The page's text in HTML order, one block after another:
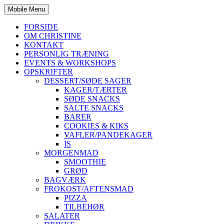
Mobile Menu
FORSIDE
OM CHRISTINE
KONTAKT
PERSONLIG TRÆNING
EVENTS & WORKSHOPS
OPSKRIFTER
DESSERT/SØDE SAGER
KAGER/TÆRTER
SØDE SNACKS
SALTE SNACKS
BARER
COOKIES & KIKS
VAFLER/PANDEKAGER
IS
MORGENMAD
SMOOTHIE
GRØD
BAGVÆRK
FROKOST/AFTENSMAD
PIZZA
TILBEHØR
SALATER